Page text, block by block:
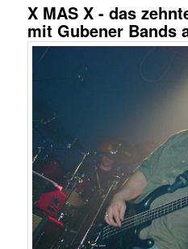
X MAS X - das
mit Gubener Bands